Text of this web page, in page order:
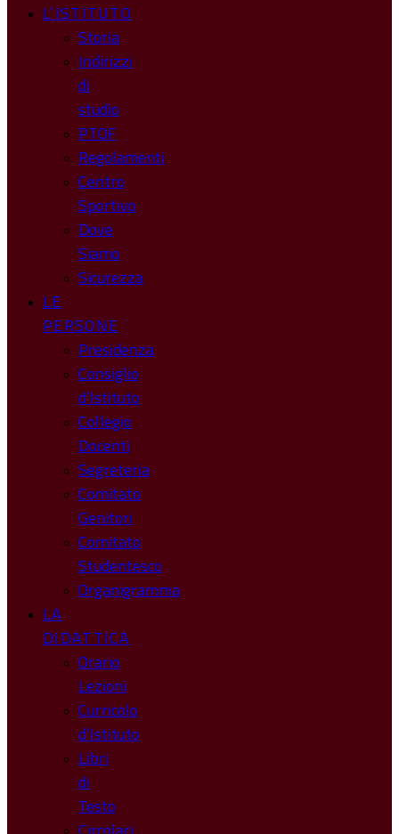
L’ISTITUTO
Storia
Indirizzi
di
studio
PTOF
Regolamenti
Centro
Sportivo
Dove
Siamo
Sicurezza
LE
PERSONE
Presidenza
Consiglio
d’Istituto
Collegio
Docenti
Segreteria
Comitato
Genitori
Comitato
Studentesco
Organigramma
LA
DIDATTICA
Orario
Lezioni
Curricolo
d’Istituto
Libri
di
Testo